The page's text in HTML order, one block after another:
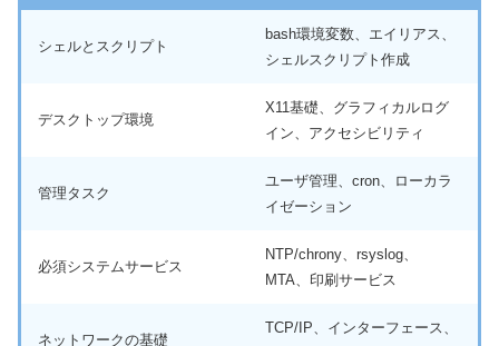
シェルとスクリプト
bash環境変数、エイリアス、
シェルスクリプト作成
デスクトップ環境
X11基礎、グラフィカルログ
イン、アクセシビリティ
管理タスク
ユーザ管理、cron、ローカラ
イゼーション
必須システムサービス
NTP/chrony、rsyslog、
MTA、印刷サービス
ネットワークの基礎
TCP/IP、インターフェース、